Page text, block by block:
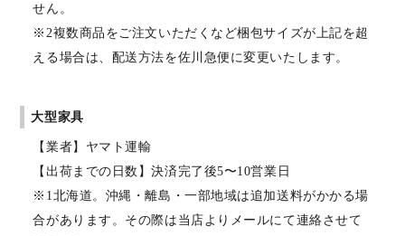
せん。
※2複数商品をご注文いただくなど梱包サイズが上記を超
える場合は、配送方法を佐川急便に変更いたします。
大型家具
【業者】ヤマト運輸
【出荷までの日数】決済完了後5〜10営業日
※1北海道。沖縄・離島・一部地域は追加送料がかかる場
合があります。その際は当店よりメールにて連絡させて